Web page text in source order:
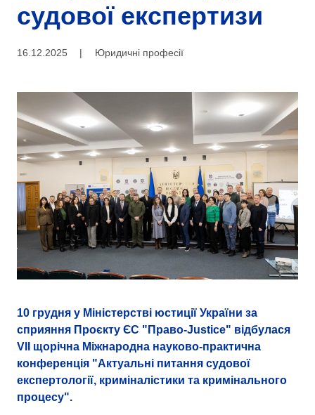
судової експертизи
16.12.2025 | Юридичні професії
10 грудня у Міністерстві юстиції України за
сприяння Проєкту ЄС "Право-Justice" відбулася
VII щорічна Міжнародна науково-практична
конференція "Актуальні питання судової
експертології, криміналістики та кримінального
процесу".